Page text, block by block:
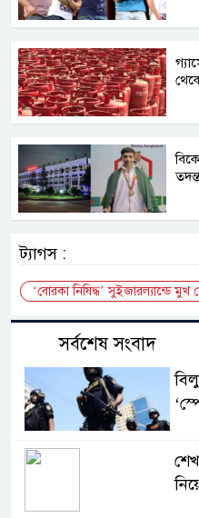
ট্যাগস :
‘বোরকা নিষিদ্ধ’ সুইজারল্যান্ডে মুখ
সর্বশেষ সংবাদ